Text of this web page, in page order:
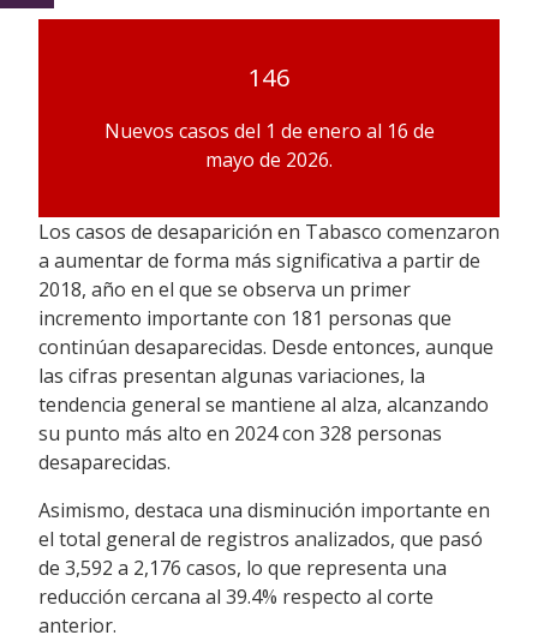
146
Nuevos casos del 1 de enero al 16 de
mayo de 2026.
Los casos de desaparición en Tabasco comenzaron
a aumentar de forma más significativa a partir de
2018, año en el que se observa un primer
incremento importante con 181 personas que
continúan desaparecidas. Desde entonces, aunque
las cifras presentan algunas variaciones, la
tendencia general se mantiene al alza, alcanzando
su punto más alto en 2024 con 328 personas
desaparecidas.
Asimismo, destaca una disminución importante en
el total general de registros analizados, que pasó
de 3,592 a 2,176 casos, lo que representa una
reducción cercana al 39.4% respecto al corte
anterior.